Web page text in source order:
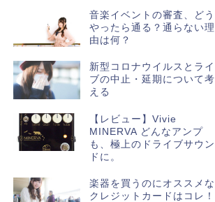
音楽イベントの審査、どう
やったら通る？通らない理
由は何？
新型コロナウイルスとライ
ブの中止・延期について考
える
【レビュー】Vivie
MINERVA どんなアンプ
も、極上のドライブサウン
ドに。
楽器を買うのにオススメな
クレジットカードはコレ！